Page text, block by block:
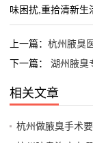
味困扰,重拾清新生
上一篇： 杭州腋臭
下一篇： 湖州腋臭
相关文章